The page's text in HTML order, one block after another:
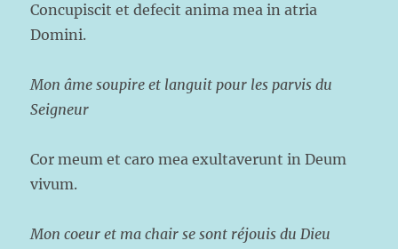
Concupiscit et defecit anima mea in atria
Domini.
Mon âme soupire et languit pour les parvis du
Seigneur
Cor meum et caro mea exultaverunt in Deum
vivum.
Mon coeur et ma chair se sont réjouis du Dieu